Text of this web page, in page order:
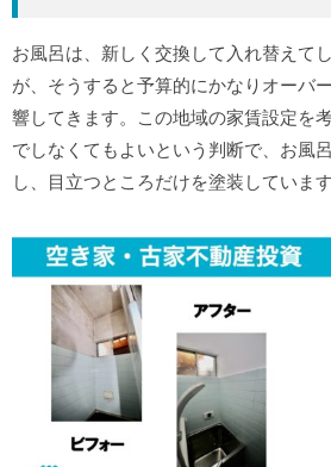
お風呂は、新しく交換して入れ替えて
が、そうすると予算的にかなりオーバ
響してきます。この地域の家賃設定を
でしなくてもよいという判断で、お風
し、目立つところだけを塗装しています